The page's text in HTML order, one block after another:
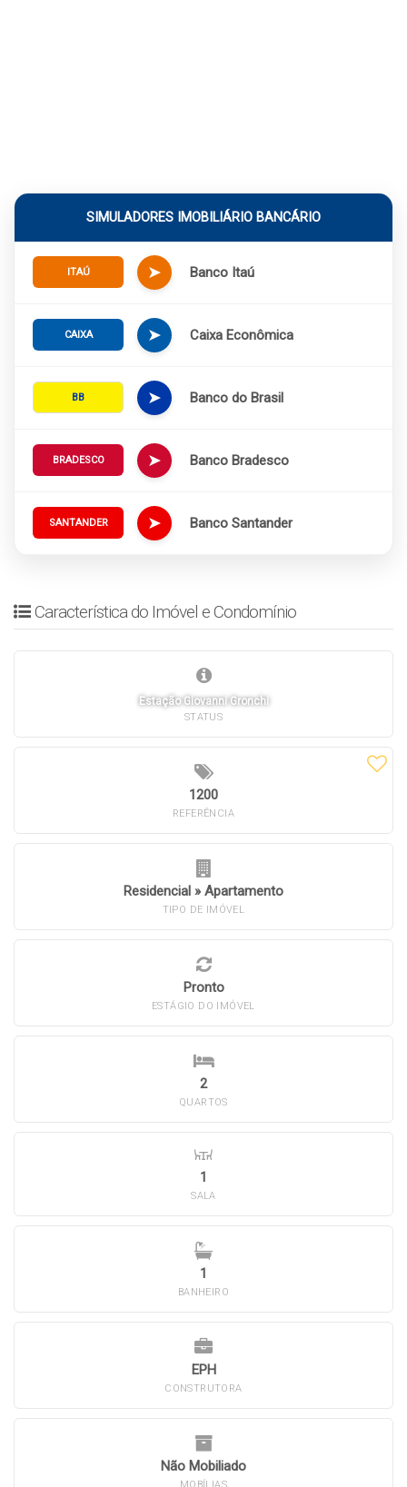
SIMULADORES IMOBILIÁRIO BANCÁRIO
ITAÚ ➤ Banco Itaú
CAIXA ➤ Caixa Econômica
BB ➤ Banco do Brasil
BRADESCO ➤ Banco Bradesco
SANTANDER ➤ Banco Santander
Característica do Imóvel e Condomínio
Estação Giovanni Gronchi
STATUS
1200
REFERÊNCIA
Residencial » Apartamento
TIPO DE IMÓVEL
Pronto
ESTÁGIO DO IMÓVEL
2
QUARTOS
1
SALA
1
BANHEIRO
EPH
CONSTRUTORA
Não Mobiliado
MOBÍLIAS